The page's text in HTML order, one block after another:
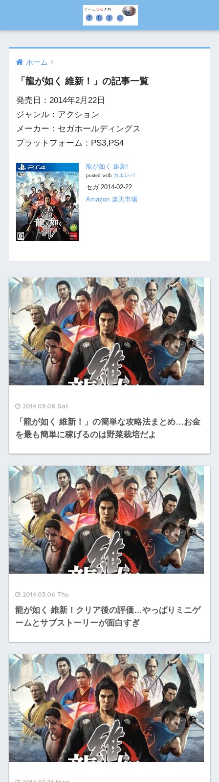
ホーム
「龍が如く 維新！」の記事一覧
発売日：2014年2月22日
ジャンル：アクション
メーカー：セガホールディングス
プラットフォーム：PS3,PS4
龍が如く 維新!
posted with カエレバ
セガ 2014-02-22
Amazon 楽天市場
2014.03.08 Sat
「龍が如く 維新！」の簡単な攻略法まとめ…お金
を最も簡単に稼げるのは野菜栽培だよ
2014.03.06 Thu
龍が如く 維新！クリア後の評価…やっぱりミニゲ
ームとサブストーリーが面白すぎ